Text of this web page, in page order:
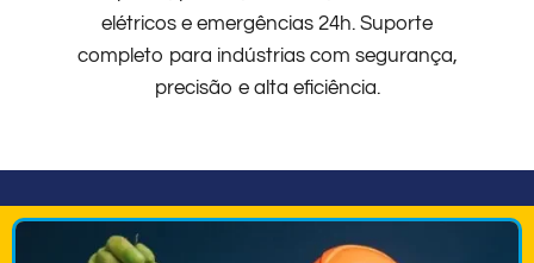
elétricos e emergências 24h. Suporte
completo para indústrias com segurança,
precisão e alta eficiência.